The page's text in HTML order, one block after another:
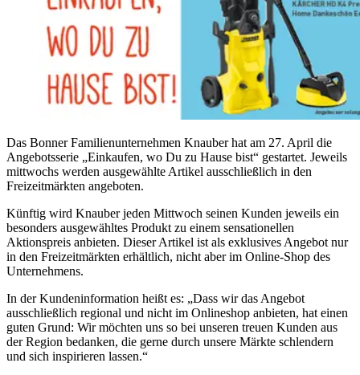
Das Bonner Familienunternehmen Knauber hat am 27. April die
Angebotsserie „Einkaufen, wo Du zu Hause bist“ gestartet. Jeweils
mittwochs werden ausgewählte Artikel ausschließlich in den
Freizeitmärkten angeboten.
Künftig wird Knauber jeden Mittwoch seinen Kunden jeweils ein
besonders ausgewähltes Produkt zu einem sensationellen
Aktionspreis anbieten. Dieser Artikel ist als exklusives Angebot nur
in den Freizeitmärkten erhältlich, nicht aber im Online-Shop des
Unternehmens.
In der Kundeninformation heißt es: „Dass wir das Angebot
ausschließlich regional und nicht im Onlineshop anbieten, hat einen
guten Grund: Wir möchten uns so bei unseren treuen Kunden aus
der Region bedanken, die gerne durch unsere Märkte schlendern
und sich inspirieren lassen.“